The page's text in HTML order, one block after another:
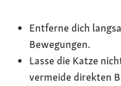
Entferne dich
Bewegungen.
Lasse die Katze
vermeide direkten